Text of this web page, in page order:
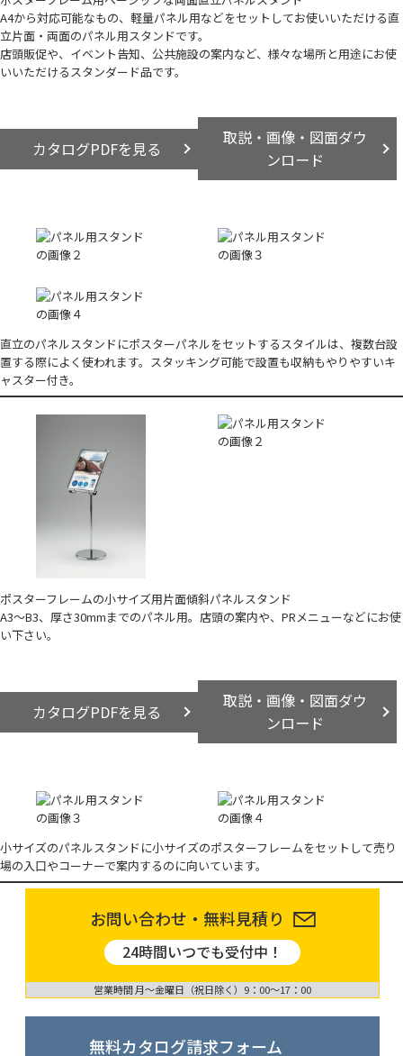
A4から対応可能なもの、軽量パネル用などをセットしてお使いいただける直
立片面・両面のパネル用スタンドです。
店頭販促や、イベント告知、公共施設の案内など、様々な場所と用途にお使
いいただけるスタンダード品です。
カタログPDFを見る
取説・画像・図面ダウ
ンロード
直立のパネルスタンドにポスターパネルをセットするスタイルは、複数台設
置する際によく使われます。スタッキング可能で設置も収納もやりやすいキ
ャスター付き。
ポスターフレームの小サイズ用片面傾斜パネルスタンド
A3～B3、厚さ30mmまでのパネル用。店頭の案内や、PRメニューなどにお使
い下さい。
カタログPDFを見る
取説・画像・図面ダウ
ンロード
小サイズのパネルスタンドに小サイズのポスターフレームをセットして売り
場の入口やコーナーで案内するのに向いています。
お問い合わせ・無料見積り
24時間いつでも受付中！
営業時間 月〜金曜日（祝日除く）9：00〜17：00
無料カタログ請求フォーム